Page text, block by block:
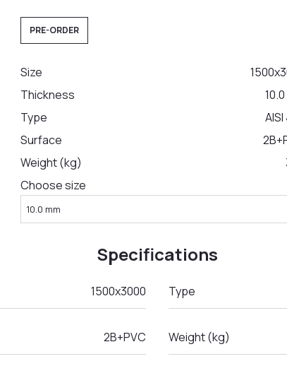
Inox
PRE-ORDER
Size
Thickness
Type
Surface
Weight (kg)
Choose size
10.0 mm
Specifications
1500x3000 Type
2B+PVC Weight (kg)